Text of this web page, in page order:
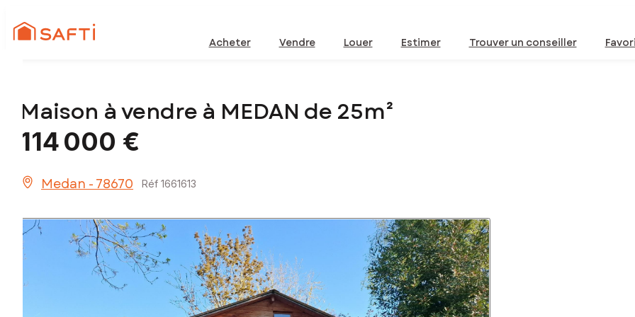
Acheter Vendre Louer Estimer Trouver un conseiller
Maison à vendre à MEDAN de 25m²
114 000 €
Medan - 78670 Réf 1661613